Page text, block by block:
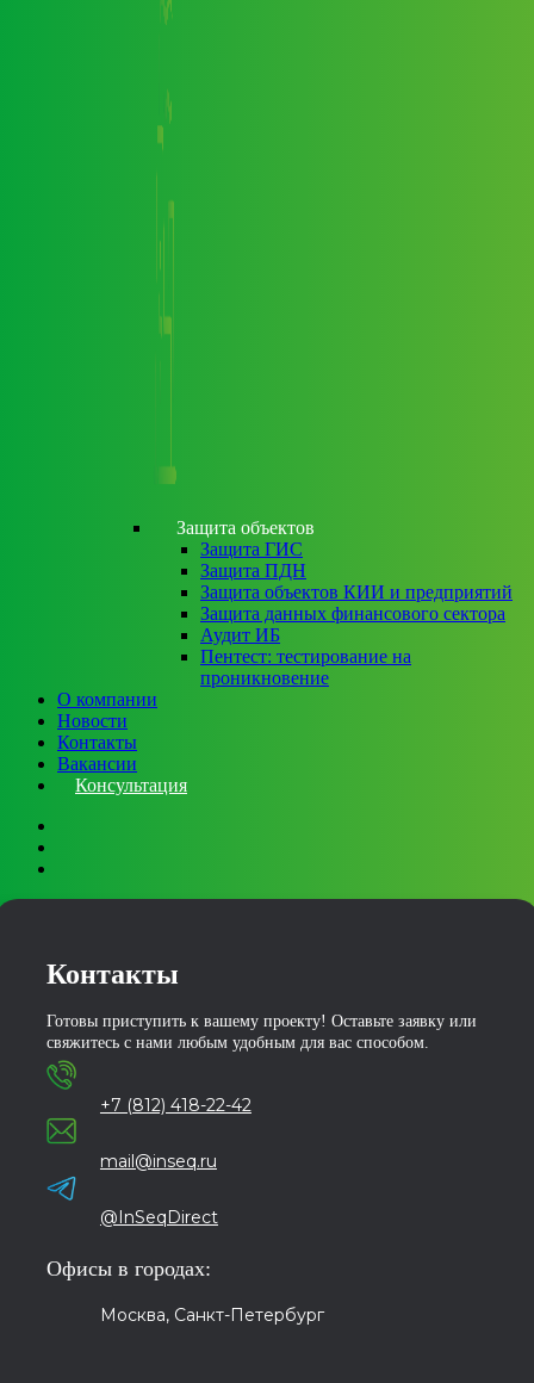
Защита объектов
Защита ГИС
Защита ПДН
Защита объектов КИИ и предприятий
Защита данных финансового сектора
Аудит ИБ
Пентест: тестирование на
проникновение
О компании
Новости
Контакты
Вакансии
Консультация
Контакты
Готовы приступить к вашему проекту! Оставьте заявку или
свяжитесь с нами любым удобным для вас способом.
+7 (812) 418-22-42
mail@inseq.ru
@InSeqDirect
Офисы в городах:
Москва, Санкт-Петербург